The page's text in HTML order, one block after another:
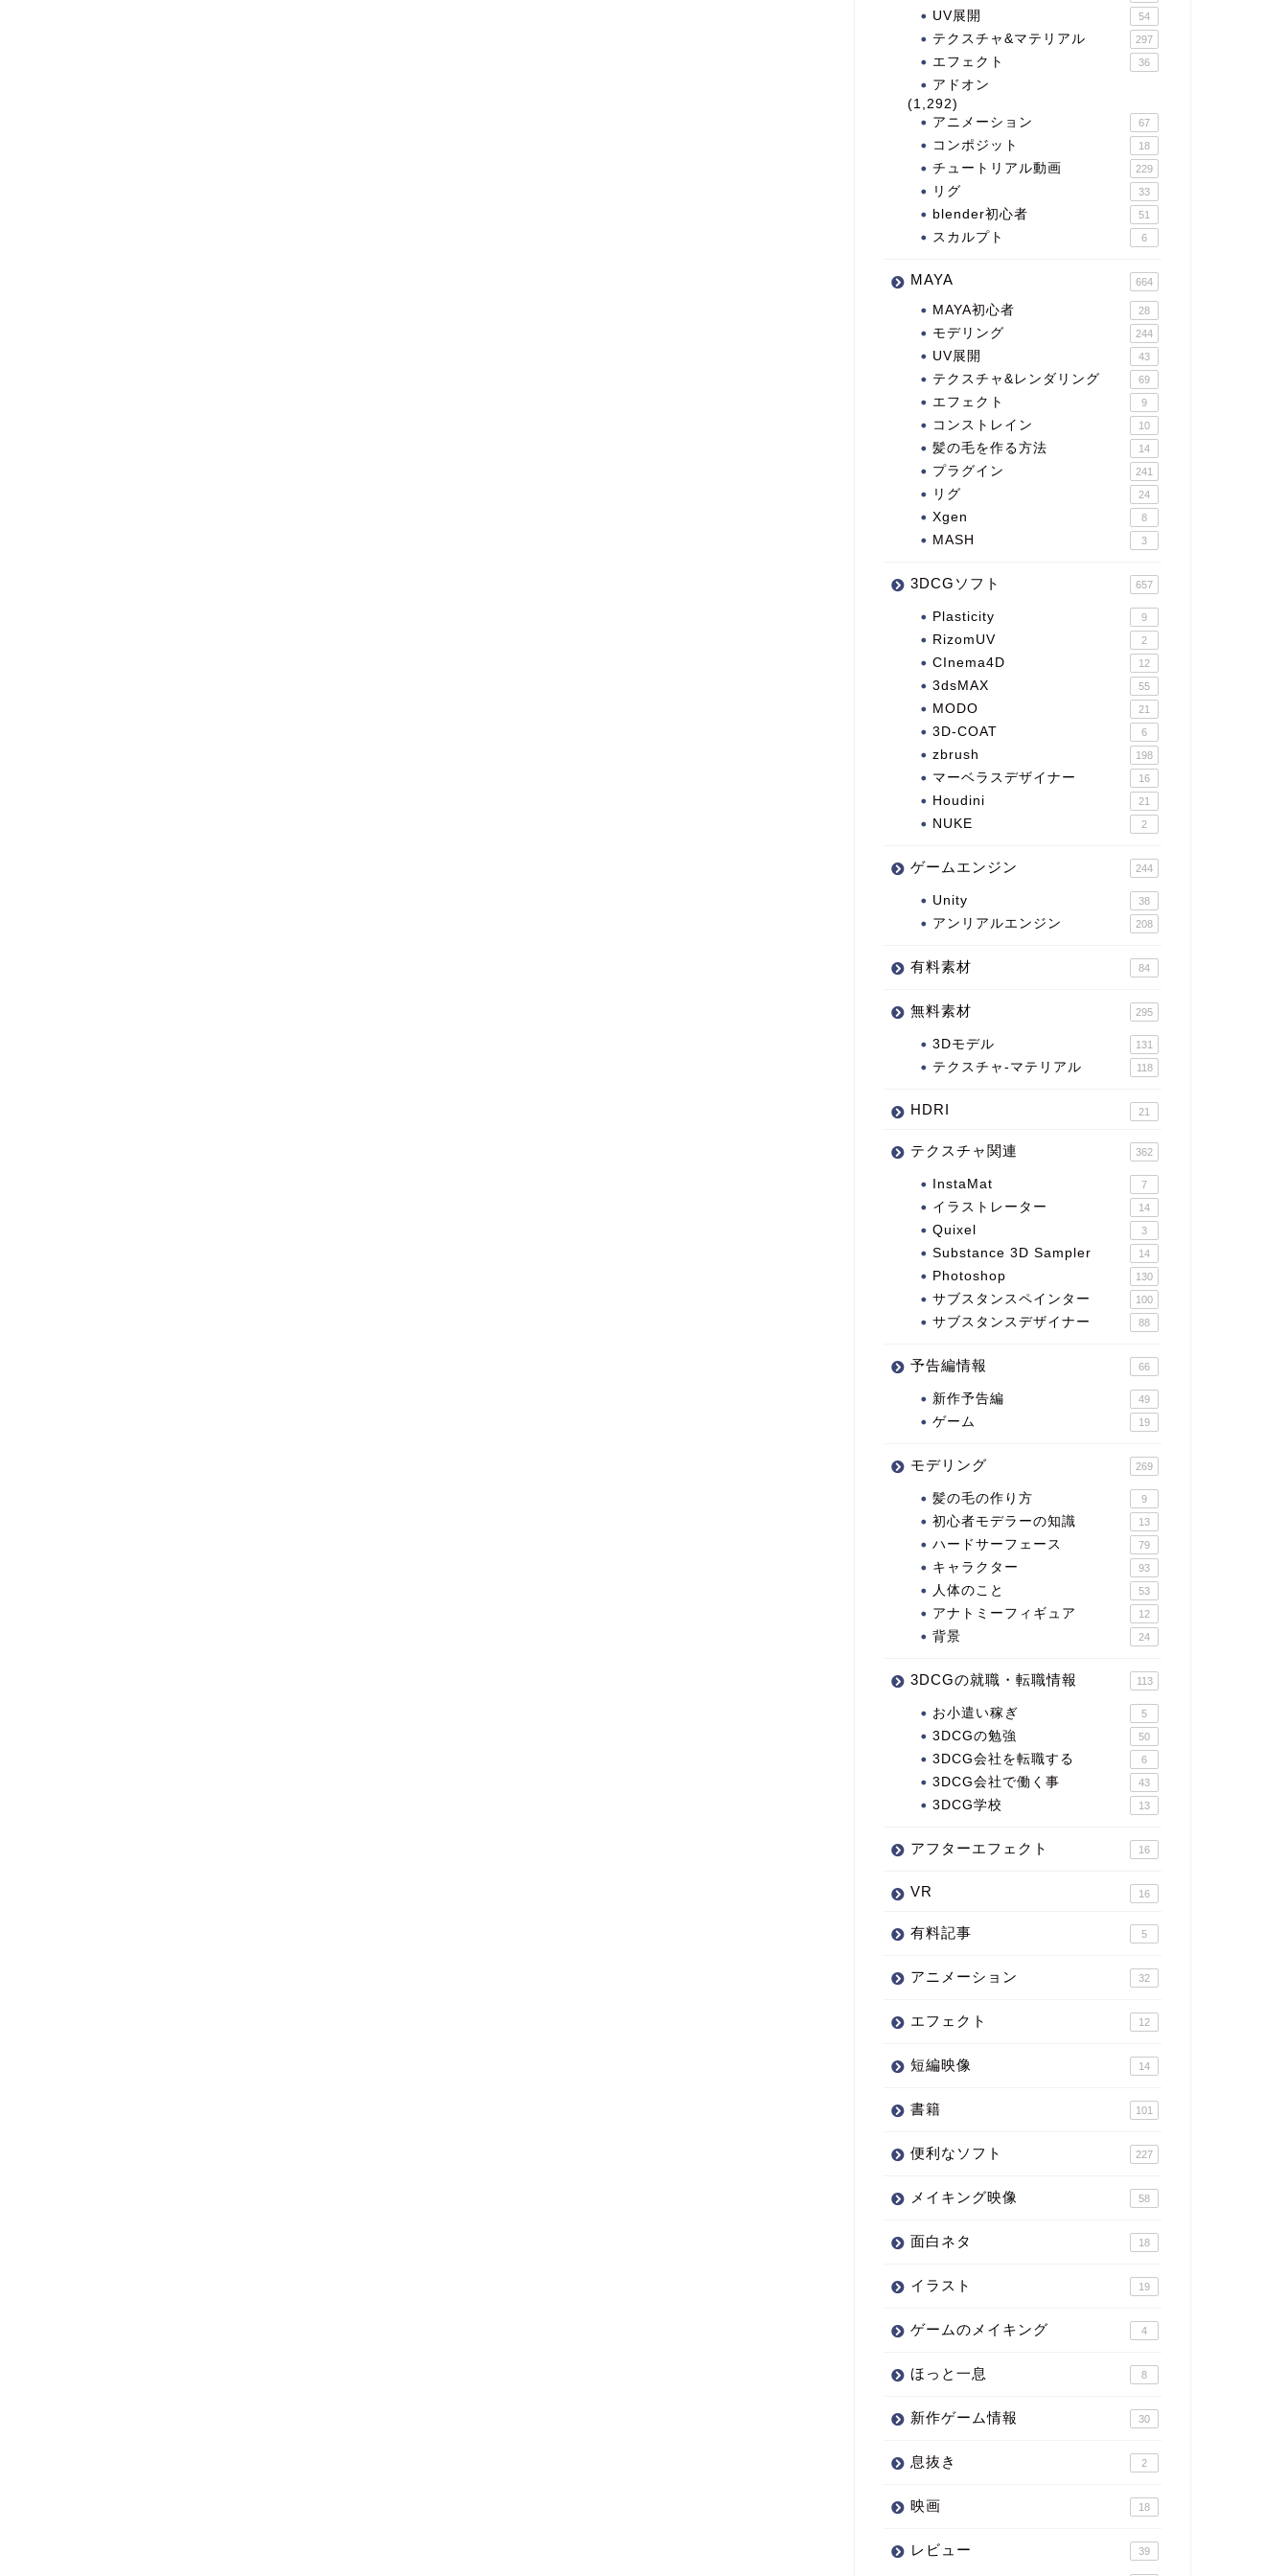
UV展開 54
テクスチャ&マテリアル 297
エフェクト 36
アドオン
(1,292)
アニメーション
67
コンポジット 18
チュートリアル動画 229
リグ 33
blender初心者 51
スカルプト 6
MAYA 664
MAYA初心者 28
モデリング 244
UV展開 43
テクスチャ&レンダリング 69
エフェクト 9
コンストレイン 10
髪の毛を作る方法 14
プラグイン 241
リグ 24
Xgen 8
MASH 3
3DCGソフト 657
Plasticity 9
RizomUV 2
CInema4D 12
3dsMAX 55
MODO 21
3D-COAT 6
zbrush 198
マーベラスデザイナー 16
Houdini 21
NUKE 2
ゲームエンジン 244
Unity 38
アンリアルエンジン 208
有料素材 84
無料素材 295
3Dモデル 131
テクスチャ-マテリアル 118
HDRI 21
テクスチャ関連 362
InstaMat 7
イラストレーター 14
Quixel 3
Substance 3D Sampler 14
Photoshop 130
サブスタンスペインター 100
サブスタンスデザイナー 88
予告編情報 66
新作予告編 49
ゲーム 19
モデリング 269
髪の毛の作り方 9
初心者モデラーの知識 13
ハードサーフェース 79
キャラクター 93
人体のこと 53
アナトミーフィギュア 12
背景 24
3DCGの就職・転職情報 113
お小遣い稼ぎ 5
3DCGの勉強 50
3DCG会社を転職する 6
3DCG会社で働く事 43
3DCG学校 13
アフターエフェクト 16
VR 16
有料記事 5
アニメーション 32
エフェクト 12
短編映像 14
書籍 101
便利なソフト 227
メイキング映像 58
面白ネタ 18
イラスト 19
ゲームのメイキング 4
ほっと一息 8
新作ゲーム情報 30
息抜き 2
映画 18
レビュー 39